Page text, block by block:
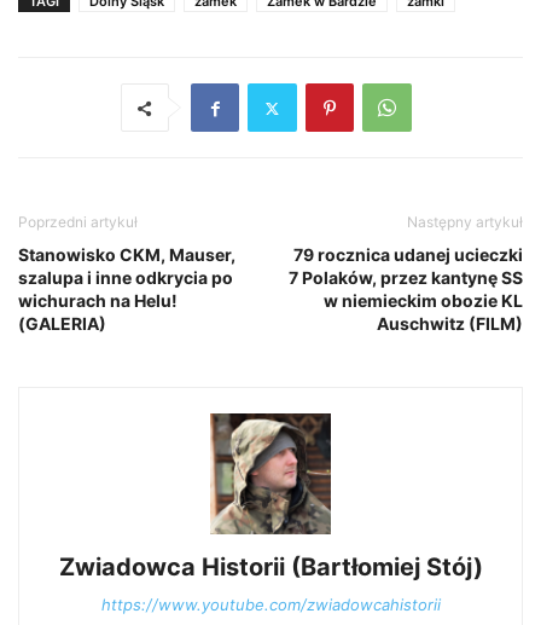
Poprzedni artykuł
Stanowisko CKM, Mauser,
szalupa i inne odkrycia po
wichurach na Helu!
(GALERIA)
Następny artykuł
79 rocznica udanej ucieczki
7 Polaków, przez kantynę SS
w niemieckim obozie KL
Auschwitz (FILM)
Zwiadowca Historii (Bartłomiej Stój)
https://www.youtube.com/zwiadowcahistorii